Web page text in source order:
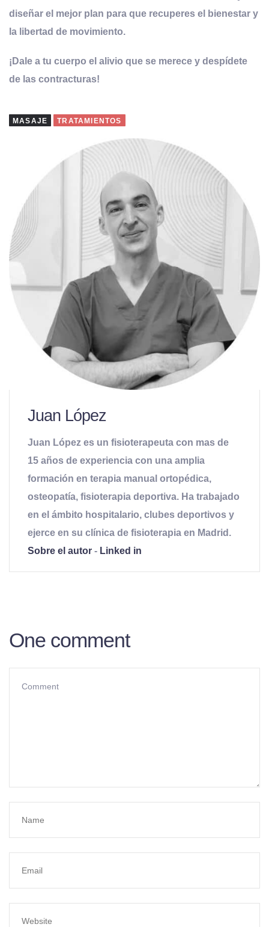
diseñar el mejor plan para que recuperes el bienestar y
la libertad de movimiento.
¡Dale a tu cuerpo el alivio que se merece y despídete
de las contracturas!
MASAJE TRATAMIENTOS
Juan López
Juan López es un fisioterapeuta con mas de
15 años de experiencia con una amplia
formación en terapia manual ortopédica,
osteopatía, fisioterapia deportiva. Ha trabajado
en el ámbito hospitalario, clubes deportivos y
ejerce en su clínica de fisioterapia en Madrid.
Sobre el autor - Linked in
One comment